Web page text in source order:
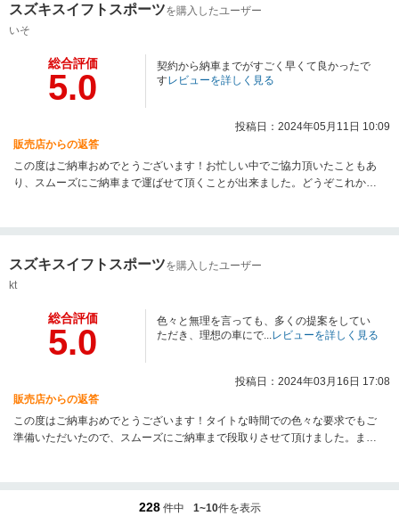
スズキスイフトスポーツを購入したユーザー
いそ
総合評価
5.0
契約から納車までがすごく早くて良かったで
すレビューを詳しく見る
投稿日：2024年05月11日 10:09
販売店からの返答
この度はご納車おめでとうございます！お忙しい中でご協力頂いたこともあ
り、スムーズにご納車まで運ばせて頂くことが出来ました。どうぞこれから
スズキスイフトスポーツを購入したユーザー
kt
総合評価
5.0
色々と無理を言っても、多くの提案をしてい
ただき、理想の車にで...レビューを詳しく見る
投稿日：2024年03月16日 17:08
販売店からの返答
この度はご納車おめでとうございます！タイトな時間での色々な要求でもご
準備いただいたので、スムーズにご納車まで段取りさせて頂けました。ま
228 件中 1~10件を表示